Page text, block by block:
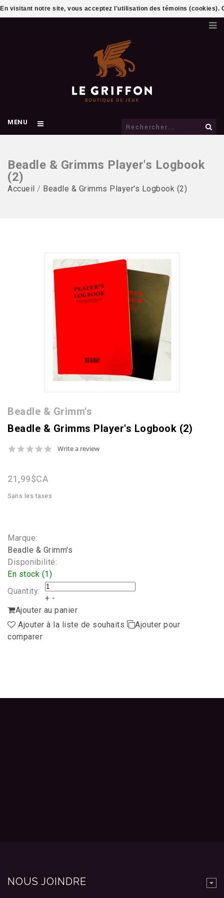
MENU
Beadle & Grimms Player's Logbook
(2)
Accueil / Beadle & Grimms Player's Logbook (2)
Beadle & Grimm's
Beadle & Grimms Player's Logbook (2)
0.0
Write a review
21,99$CA
Sans les taxes
Marque:
Beadle & Grimm's
Disponibilité:
En stock (1)
Quantity:
+ -
Ajouter au panier
Ajouter à la liste de souhaits
Ajouter pour
comparer
NOUS JOINDRE
En visitant notre site, vous acceptez l'utilisation des témoins